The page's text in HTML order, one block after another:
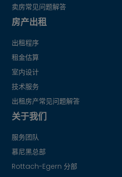
卖房常见问题解答
房产出租
出租程序
租金估算
室内设计
技术服务
出租房产常见问题解答
关于我们
服务团队
慕尼黑总部
Rottach-Egern 分部